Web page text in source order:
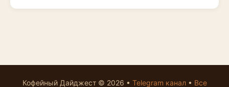
Кофейный Дайджест © 2026 • Telegram канал• Все